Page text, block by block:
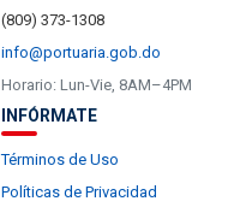
(809) 373-1308
info@portuaria.gob.do
Horario: Lun-Vie, 8AM–4PM
INFÓRMATE
Términos de Uso
Políticas de Privacidad